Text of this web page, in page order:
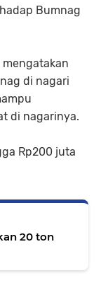
Bumnag
di nagari
di nagarinya.
Rp200 juta
20 ton